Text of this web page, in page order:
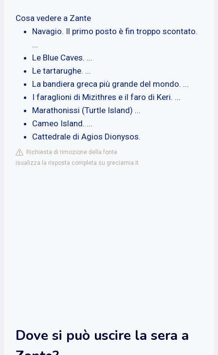
Cosa vedere a Zante
Navagio. Il primo posto è fin troppo scontato.
...
Le Blue Caves. ...
Le tartarughe. ...
La bandiera greca più grande del mondo. ...
I faraglioni di Mizithres e il faro di Keri. ...
Marathonissi (Turtle Island) ...
Cameo Island. ...
Cattedrale di Agios Dionysos.
Richiesta di rimozione della fonte
isualizza la risposta completa su greciamia.it
Dove si può uscire la sera a